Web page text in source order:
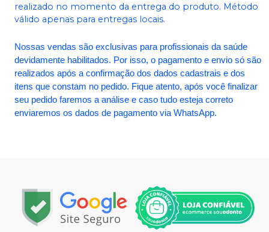
realizado no momento da entrega do produto. Método
válido apenas para entregas locais.
Nossas vendas são exclusivas para profissionais da saúde
devidamente habilitados. Por isso, o pagamento e envio só são
realizados após a confirmação dos dados cadastrais e dos
itens que constam no pedido. Fique atento, após você finalizar
seu pedido faremos a análise e caso tudo esteja correto
enviaremos os dados de pagamento via WhatsApp.